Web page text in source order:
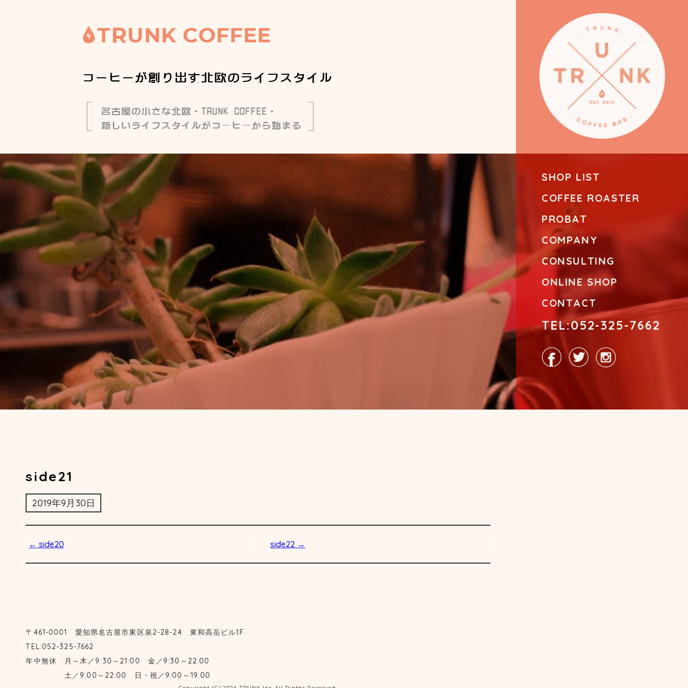
SHOP LIST
COFFEE ROASTER
PROBAT
COMPANY
CONSULTING
ONLINE SHOP
CONTACT
TEL:052-325-7662
side21
2019年9月30日
← side20 side22 →
〒461-0001 愛知県名古屋市東区泉2-28-24 東和高岳ビル1F
TEL:052-325-7662
年中無休 月～木／9:30～21:00 金／9:30～22:00
土／9:00～22:00 日・祝／9:00～19:00